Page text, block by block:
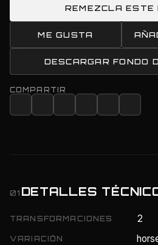
REMEZCLA ESTE
ME GUSTA
DESCARGAR FONDO
COMPARTIR
01 DETALLES
TRANSFORMACIONES 2
VARIACIÓN